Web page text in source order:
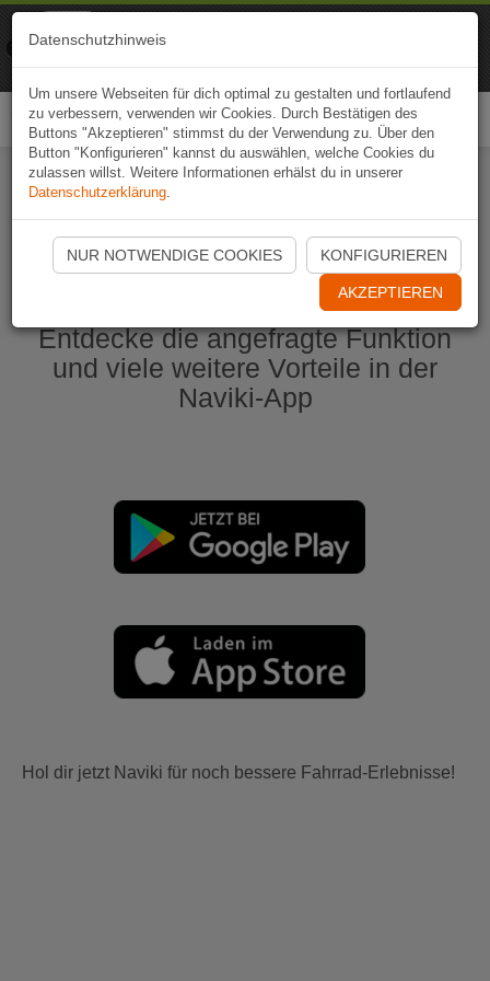
Naviki App jetzt öffnen
Entdecke die angefragte Funktion
und viele weitere Vorteile in der
Naviki-App
Hol dir jetzt Naviki für noch bessere Fahrrad-Erlebnisse!
Datenschutzhinweis
Um unsere Webseiten für dich optimal zu gestalten und fortlaufend
zu verbessern, verwenden wir Cookies. Durch Bestätigen des
Buttons "Akzeptieren" stimmst du der Verwendung zu. Über den
Button "Konfigurieren" kannst du auswählen, welche Cookies du
zulassen willst. Weitere Informationen erhälst du in unserer
Datenschutzerklärung.
NUR NOTWENDIGE COOKIES KONFIGURIEREN
AKZEPTIEREN
Naviki